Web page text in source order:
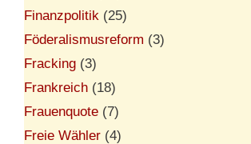
Finanzpolitik (25)
Föderalismusreform (3)
Fracking (3)
Frankreich (18)
Frauenquote (7)
Freie Wähler (4)